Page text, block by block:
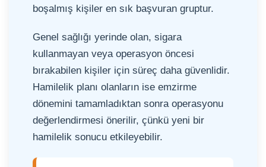
boşalmış kişiler en sık başvuran gruptur.
Genel sağlığı yerinde olan, sigara
kullanmayan veya operasyon öncesi
bırakabilen kişiler için süreç daha güvenlidir.
Hamilelik planı olanların ise emzirme
dönemini tamamladıktan sonra operasyonu
değerlendirmesi önerilir, çünkü yeni bir
hamilelik sonucu etkileyebilir.